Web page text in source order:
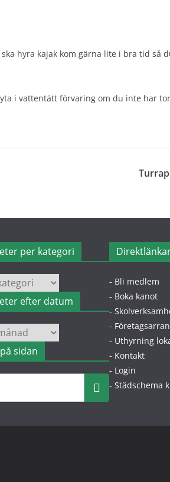
hyra kajak kom gärna lite i bra tid så
i vattentätt förvaring om du inte har
per kategori
efter datum
sidan
- Bli medlem
- Boka kanot
-
-
- Uthyrning
- Kontakt
- Login
- Städschema